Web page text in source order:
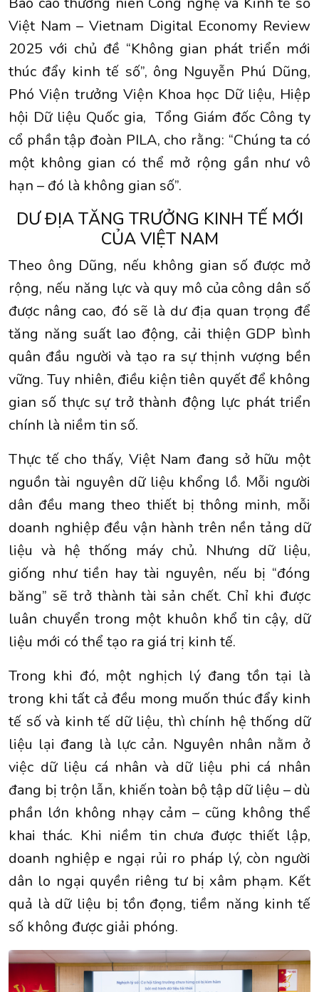
Việt Nam – Vietnam Digital Economy Review
2025 với chủ đề “Không gian phát triển mới
thúc đẩy kinh tế số”, ông Nguyễn Phú Dũng,
Phó Viện trưởng Viện Khoa học Dữ liệu, Hiệp
hội Dữ liệu Quốc gia, Tổng Giám đốc Công ty
cổ phần tập đoàn PILA, cho rằng: “Chúng ta có
một không gian có thể mở rộng gần như vô
hạn – đó là không gian số”.
DƯ ĐỊA TĂNG TRƯỞNG KINH TẾ MỚI
CỦA VIỆT NAM
Theo ông Dũng, nếu không gian số được mở
rộng, nếu năng lực và quy mô của công dân số
được nâng cao, đó sẽ là dư địa quan trọng để
tăng năng suất lao động, cải thiện GDP bình
quân đầu người và tạo ra sự thịnh vượng bền
vững. Tuy nhiên, điều kiện tiên quyết để không
gian số thực sự trở thành động lực phát triển
chính là niềm tin số.
Thực tế cho thấy, Việt Nam đang sở hữu một
nguồn tài nguyên dữ liệu khổng lồ. Mỗi người
dân đều mang theo thiết bị thông minh, mỗi
doanh nghiệp đều vận hành trên nền tảng dữ
liệu và hệ thống máy chủ. Nhưng dữ liệu,
giống như tiền hay tài nguyên, nếu bị “đóng
băng” sẽ trở thành tài sản chết. Chỉ khi được
luân chuyển trong một khuôn khổ tin cậy, dữ
liệu mới có thể tạo ra giá trị kinh tế.
Trong khi đó, một nghịch lý đang tồn tại là
trong khi tất cả đều mong muốn thúc đẩy kinh
tế số và kinh tế dữ liệu, thì chính hệ thống dữ
liệu lại đang là lực cản. Nguyên nhân nằm ở
việc dữ liệu cá nhân và dữ liệu phi cá nhân
đang bị trộn lẫn, khiến toàn bộ tập dữ liệu – dù
phần lớn không nhạy cảm – cũng không thể
khai thác. Khi niềm tin chưa được thiết lập,
doanh nghiệp e ngại rủi ro pháp lý, còn người
dân lo ngại quyền riêng tư bị xâm phạm. Kết
quả là dữ liệu bị tồn đọng, tiềm năng kinh tế
số không được giải phóng.